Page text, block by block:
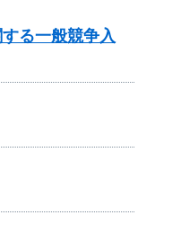
る一般競争入